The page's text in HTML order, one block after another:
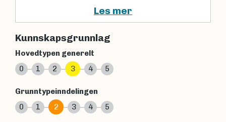
Les mer
Kunnskapsgrunnlag
Hovedtypen generelt
0
1 2 3 4 5
Grunntypeinndelingen
0
1 2 3 4 5